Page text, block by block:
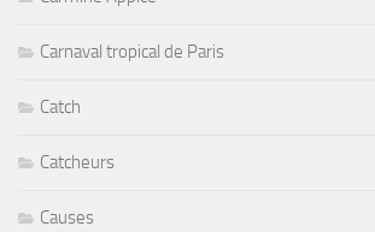
Carnaval tropical de Paris
Catch
Catcheurs
Causes